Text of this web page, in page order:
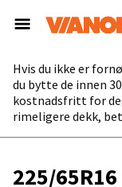
Hvis du ikke er
du bytte de innen
kostnadsfritt for
rimeligere dekk,
225/